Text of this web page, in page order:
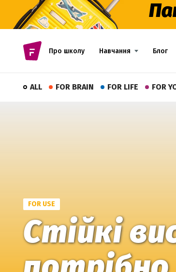
Про школу Навчання Блог
ALL FOR BRAIN FOR LIFE FOR
FOR USE
Стійкі